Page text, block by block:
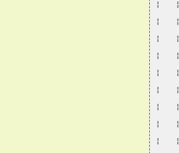
¦
¦
¦
¦
¦
¦
¦
¦
¦